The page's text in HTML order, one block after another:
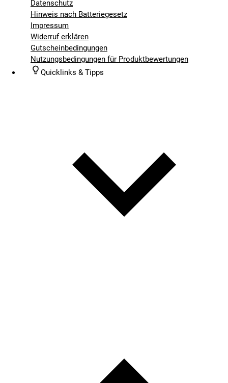
Datenschutz
Hinweis nach Batteriegesetz
Impressum
Widerruf erklären
Gutscheinbedingungen
Nutzungsbedingungen für Produktbewertungen
Quicklinks & Tipps